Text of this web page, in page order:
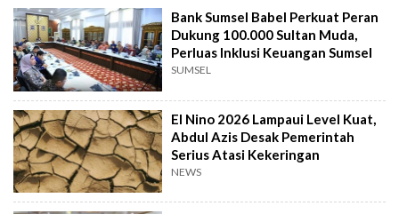
Bank Sumsel Babel Perkuat Peran
Dukung 100.000 Sultan Muda,
Perluas Inklusi Keuangan Sumsel
SUMSEL
El Nino 2026 Lampaui Level Kuat,
Abdul Azis Desak Pemerintah
Serius Atasi Kekeringan
NEWS